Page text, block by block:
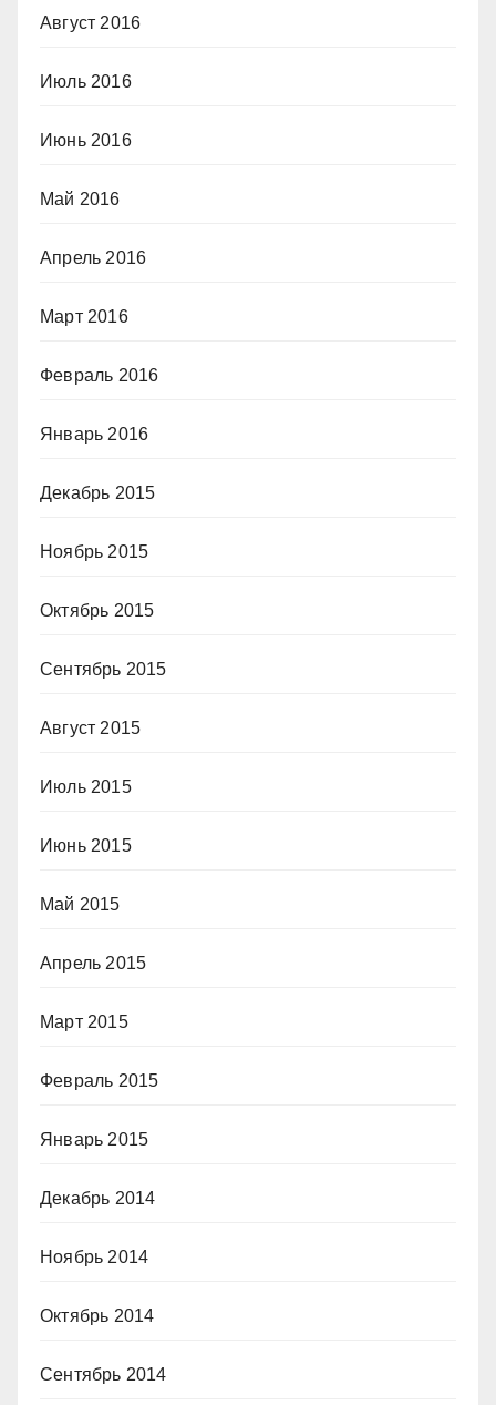
Август 2016
Июль 2016
Июнь 2016
Май 2016
Апрель 2016
Март 2016
Февраль 2016
Январь 2016
Декабрь 2015
Ноябрь 2015
Октябрь 2015
Сентябрь 2015
Август 2015
Июль 2015
Июнь 2015
Май 2015
Апрель 2015
Март 2015
Февраль 2015
Январь 2015
Декабрь 2014
Ноябрь 2014
Октябрь 2014
Сентябрь 2014